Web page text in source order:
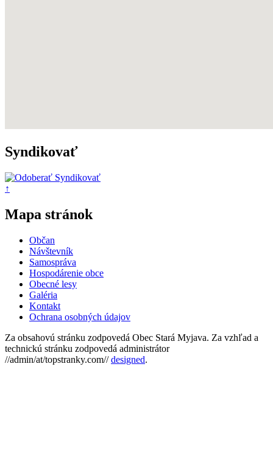
Syndikovať
↑
Mapa stránok
Občan
Návštevník
Samospráva
Hospodárenie obce
Obecné lesy
Galéria
Kontakt
Ochrana osobných údajov
Za obsahovú stránku zodpovedá Obec Stará Myjava. Za vzhľad a
technickú stránku zodpovedá administrátor
//admin/at/topstranky.com//designed.